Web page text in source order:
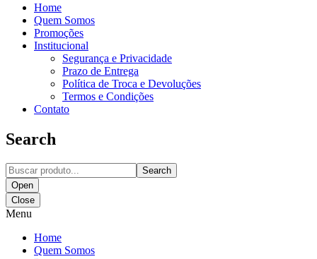
Home
Quem Somos
Promoções
Institucional
Segurança e Privacidade
Prazo de Entrega
Política de Troca e Devoluções
Termos e Condições
Contato
Search
Search
Open
Close
Menu
Home
Quem Somos